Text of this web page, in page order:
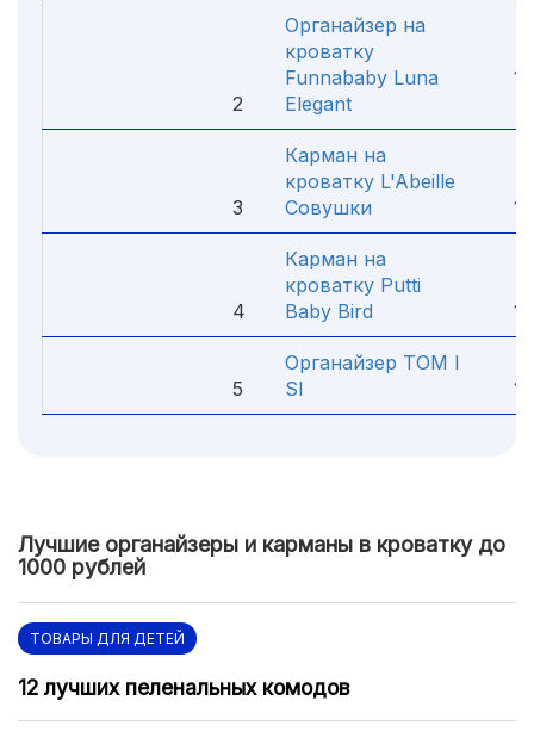
2
Органайзер на
кроватку
Funnababy Luna
Elegant
1
3
Карман на
кроватку L'Abeille
Совушки
1
4
Карман на
кроватку Putti
Baby Bird
1
5
Органайзер TOM I
SI
1
Лучшие органайзеры и карманы в кроватку до
1000 рублей
ТОВАРЫ ДЛЯ ДЕТЕЙ
12 лучших пеленальных комодов